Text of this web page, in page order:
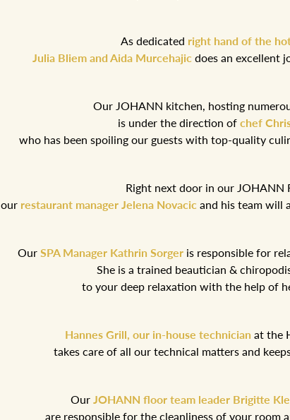
As dedicated right hand of the
Julia Bliem and Aida Murcehajic does an excellent
Our JOHANN kitchen, hosting
is under the direction of chef
who has been spoiling our guests with top-quality
Right next door in our JOHANN
our restaurant manager Jelena Novacic and his team will
Our SPA Manager Kathrin Sorgeris responsible for
She is a trained beautician &
to your deep relaxation with the help of
Hannes Grill, our in-house technician at the
takes care of all our technical matters and
Our JOHANN floor team leader Brigitte
are responsible for the cleanliness of your room